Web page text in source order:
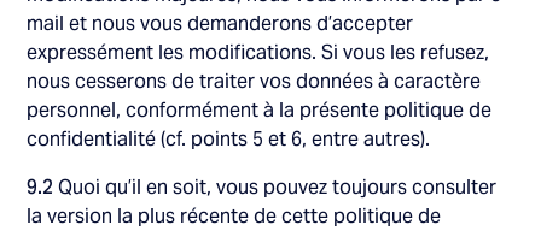
mail et nous vous demanderons d’accepter
expressément les modifications. Si vous les refusez,
nous cesserons de traiter vos données à caractère
personnel, conformément à la présente politique de
confidentialité (cf. points 5 et 6, entre autres).
9.2Quoi qu’il en soit, vous pouvez toujours consulter
la version la plus récente de cette politique de